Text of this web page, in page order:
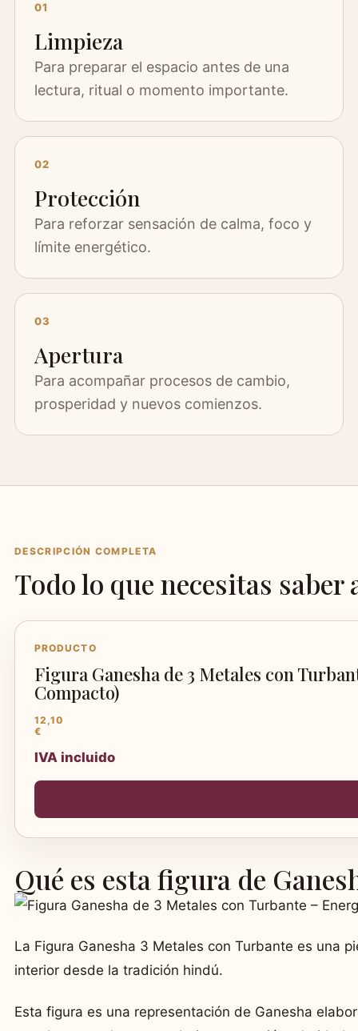
01
Limpieza
Para preparar el espacio antes de una
lectura, ritual o momento importante.
02
Protección
Para reforzar sensación de calma, foco y
límite energético.
03
Apertura
Para acompañar procesos de cambio,
prosperidad y nuevos comienzos.
DESCRIPCIÓN COMPLETA
Todo lo que necesitas
PRODUCTO
Figura Ganesha de 3 Metales con
Compacto)
12,10
€
IVA incluido
Qué es esta figura de
La Figura Ganesha 3 Metales con Turbante es una
interior desde la tradición hindú.
Esta figura es una representación de Ganesha